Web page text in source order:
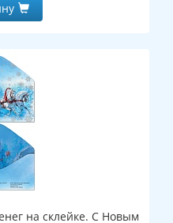
на склейке. С Новым